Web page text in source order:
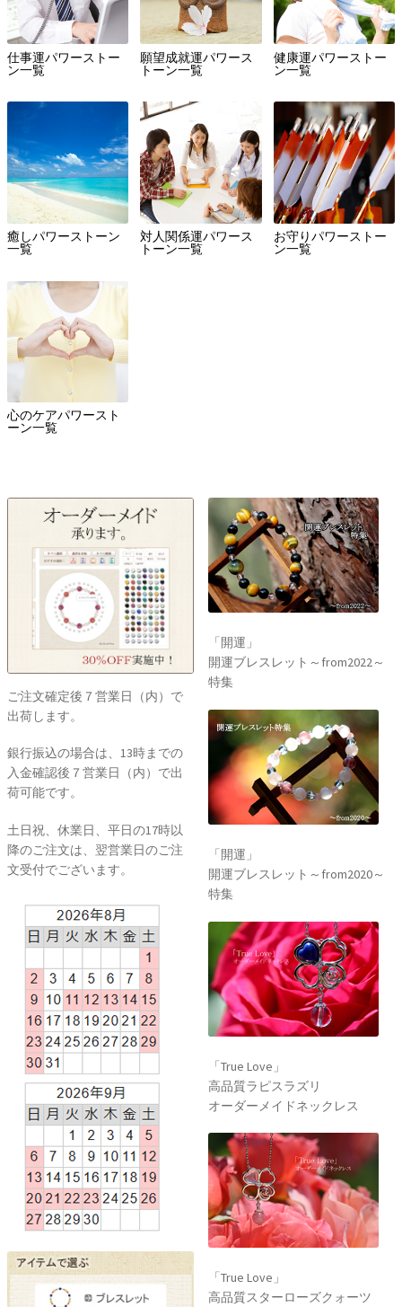
仕事運パワーストー
ン一覧
願望成就運パワース
トーン一覧
健康運パワーストー
ン一覧
癒しパワーストーン
一覧
対人関係運パワース
トーン一覧
お守りパワーストー
ン一覧
心のケアパワースト
ーン一覧
ご注文確定後７営業日（内）で
出荷します。
銀行振込の場合は、13時までの
入金確認後７営業日（内）で出
荷可能です。
土日祝、休業日、平日の17時以
降のご注文は、翌営業日のご注
文受付でございます。
「開運」
開運ブレスレット～from2022～
特集
「開運」
開運ブレスレット～from2020～
特集
「True Love」
高品質ラピスラズリ
オーダーメイドネックレス
「True Love」
高品質スターローズクォーツ